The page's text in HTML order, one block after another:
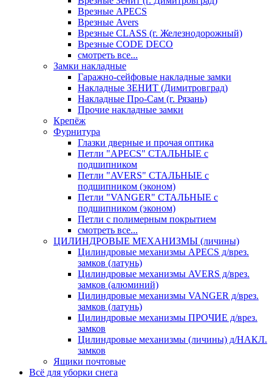
Врезные APECS
Врезные Avers
Врезные CLASS (г. Железнодорожный)
Врезные CODE DECO
смотреть все...
Замки накладные
Гаражно-сейфовые накладные замки
Накладные ЗЕНИТ (Димитровград)
Накладные Про-Сам (г. Рязань)
Прочие накладные замки
Крепёж
Фурнитура
Глазки дверные и прочая оптика
Петли "APECS" СТАЛЬНЫЕ с
подшипником
Петли "AVERS" СТАЛЬНЫЕ с
подшипником (эконом)
Петли "VANGER" СТАЛЬНЫЕ с
подшипником (эконом)
Петли с полимерным покрытием
смотреть все...
ЦИЛИНДРОВЫЕ МЕХАНИЗМЫ (личины)
Цилиндровые механизмы APECS д/врез.
замков (латунь)
Цилиндровые механизмы AVERS д/врез.
замков (алюминий)
Цилиндровые механизмы VANGER д/врез.
замков (латунь)
Цилиндровые механизмы ПРОЧИЕ д/врез.
замков
Цилиндровые механизмы (личины) д/НАКЛ.
замков
Ящики почтовые
Всё для уборки снега